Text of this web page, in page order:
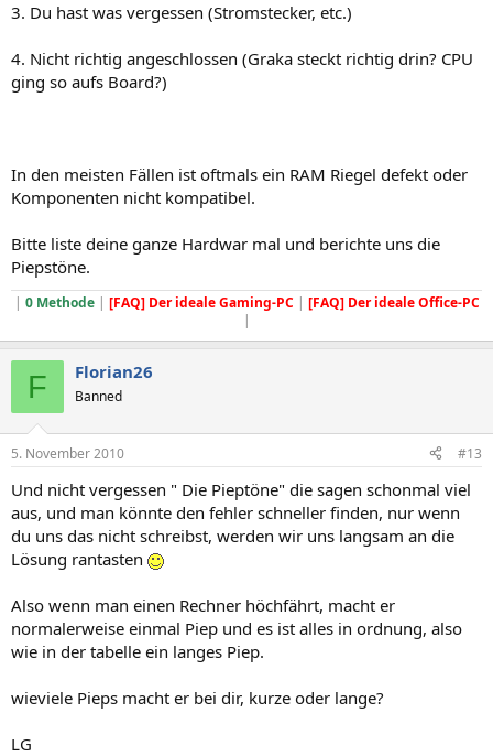
3. Du hast was vergessen (Stromstecker, etc.)
4. Nicht richtig angeschlossen (Graka steckt richtig drin? CPU
ging so aufs Board?)
In den meisten Fällen ist oftmals ein RAM Riegel defekt oder
Komponenten nicht kompatibel.
Bitte liste deine ganze Hardwar mal und berichte uns die
Piepstöne.
| 0 Methode| [FAQ] Der ideale Gaming-PC | [FAQ] Der ideale Office-PC
|​
F Florian26
Banned
5. November 2010 #13
Und nicht vergessen " Die Pieptöne" die sagen schonmal viel
aus, und man könnte den fehler schneller finden, nur wenn
du uns das nicht schreibst, werden wir uns langsam an die
Lösung rantasten
Also wenn man einen Rechner höchfährt, macht er
normalerweise einmal Piep und es ist alles in ordnung, also
wie in der tabelle ein langes Piep.
wieviele Pieps macht er bei dir, kurze oder lange?
LG